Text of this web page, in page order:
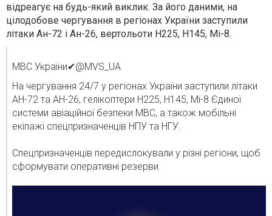
відреагує на будь-який виклик. За його даними, на
цілодобове чергування в регіонах України заступили
літаки Ан-72 і Ан-26, вертольоти Н225, Н145, Мі-8.
МВС України✔@MVS_UA
На чергування 24/7 у регіонах України заступили літаки
АН-72 та АН-26, гелікоптери Н225, Н145, Мі-8 Єдиної
системи авіаційної безпеки МВС, а також мобільні
екіпажі спецпризначенців НПУ та НГУ.
Спецпризначенців передислокували у різні регіони, щоб
сформувати оперативні резерви.